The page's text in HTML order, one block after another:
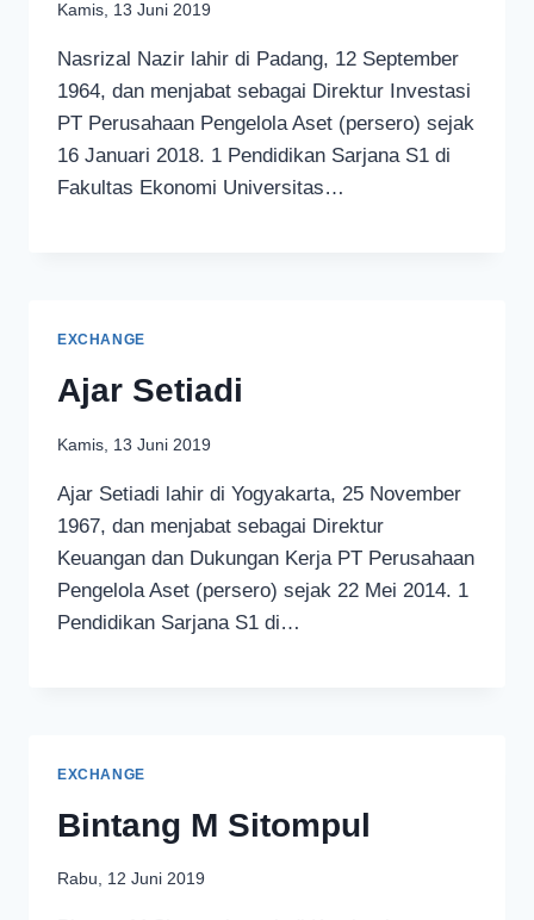
Kamis, 13 Juni 2019
Nasrizal Nazir lahir di Padang, 12 September
1964, dan menjabat sebagai Direktur Investasi
PT Perusahaan Pengelola Aset (persero) sejak
16 Januari 2018. 1 Pendidikan Sarjana S1 di
Fakultas Ekonomi Universitas…
EXCHANGE
Ajar Setiadi
Kamis, 13 Juni 2019
Ajar Setiadi lahir di Yogyakarta, 25 November
1967, dan menjabat sebagai Direktur
Keuangan dan Dukungan Kerja PT Perusahaan
Pengelola Aset (persero) sejak 22 Mei 2014. 1
Pendidikan Sarjana S1 di…
EXCHANGE
Bintang M Sitompul
Rabu, 12 Juni 2019